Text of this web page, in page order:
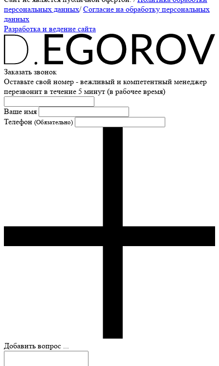
персональных данных/ Согласие на обработку персональных
данных
Разработка и ведение сайта
Заказать звонок
Оставьте свой номер - вежливый и компетентный менеджер
перезвонит в течение 5 минут (в рабочее время)
Ваше имя
Телефон (Обязательно)
Добавить вопрос ...